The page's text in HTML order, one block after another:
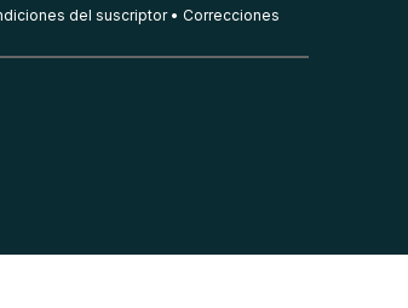
del suscriptor Correcciones